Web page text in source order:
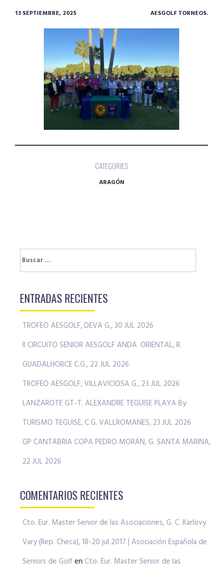
13 SEPTIEMBRE, 2025 AESGOLF TORNEOS.
CATEGORIES
ARAGÓN
Buscar:
ENTRADAS RECIENTES
TROFEO AESGOLF, DEVA G., 30 JUL 2026
II CIRCUITO SENIOR AESGOLF ANDA. ORIENTAL, R.
GUADALHORCE C.G., 22 JUL 2026
TROFEO AESGOLF, VILLAVICIOSA G., 23 JUL 2026
LANZAROTE GT-T. ALEXANDRE TEGUISE PLAYA By
TURISMO TEGUISE, C.G. VALLROMANES, 23 JUL 2026
GP CANTABRIA COPA PEDRO MORÁN, G. SANTA MARINA,
22 JUL 2026
COMENTARIOS RECIENTES
Cto. Eur. Master Senior de las Asociaciones, G. C. Karlovy
Vary (Rep. Checa), 18-20 jul 2017 | Asociación Española de
Seniors de Golf en Cto. Eur. Master Senior de las